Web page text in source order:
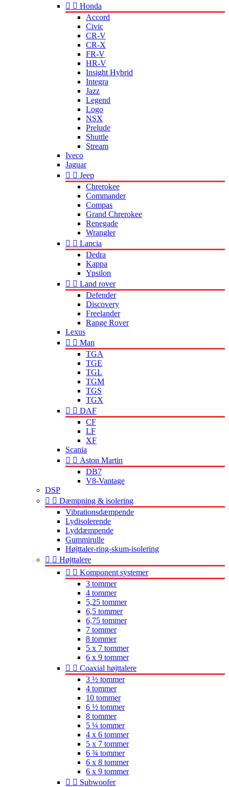
  Honda
Accord
Civic
CR-V
CR-X
FR-V
HR-V
Insight Hybrid
Integra
Jazz
Legend
Logo
NSX
Prelude
Shuttle
Stream
Iveco
Jaguar
  Jeep
Chrerokee
Commander
Compas
Grand Chrerokee
Renegade
Wrangler
  Lancia
Dedra
Kappa
Ypsilon
  Land rover
Defender
Discovery
Freelander
Range Rover
Lexus
  Man
TGA
TGE
TGL
TGM
TGS
TGX
  DAF
CF
LF
XF
Scania
  Aston Martin
DB7
V8-Vantage
DSP
  Dæmpning & isolering
Vibrationsdæmpende
Lydisolerende
Lyddæmpende
Gummirulle
Højttaler-ring-skum-isolering
  Højttalere
  Komponent systemer
3 tommer
4 tommer
5,25 tommer
6,5 tommer
6,75 tommer
7 tommer
8 tommer
5 x 7 tommer
6 x 9 tommer
  Coaxial højttalere
3 ½ tommer
4 tommer
10 tommer
6 ½ tommer
8 tommer
5 ¼ tommer
4 x 6 tommer
5 x 7 tommer
6 ¾ tommer
6 x 8 tommer
6 x 9 tommer
  Subwoofer